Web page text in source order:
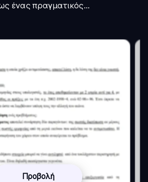
ένας πραγματικός...
Προβολή